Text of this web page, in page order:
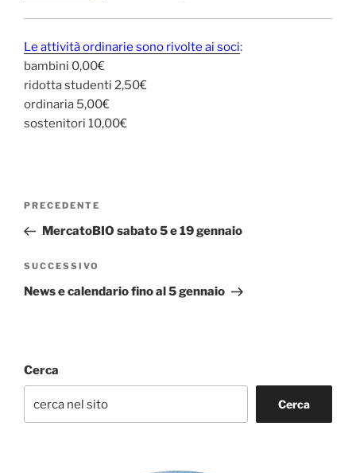
Le attività ordinarie sono rivolte ai soci:
bambini 0,00€
ridotta studenti 2,50€
ordinaria 5,00€
sostenitori 10,00€
Navigazione
Articolo
precedente:
PRECEDENTE
MercatoBIO sabato 5 e 19 gennaio
Articolo
successivo
SUCCESSIVO
News e calendario fino al 5 gennaio
Cerca
Cerca